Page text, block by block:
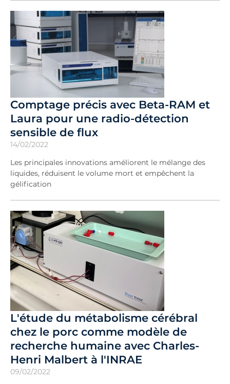
Comptage précis avec Beta-RAM et
Laura pour une radio-détection
sensible de flux
14/02/2022
Les principales innovations améliorent le mélange des
liquides, réduisent le volume mort et empêchent la
gélification
L'étude du métabolisme cérébral
chez le porc comme modèle de
recherche humaine avec Charles-
Henri Malbert à l'INRAE
09/02/2022